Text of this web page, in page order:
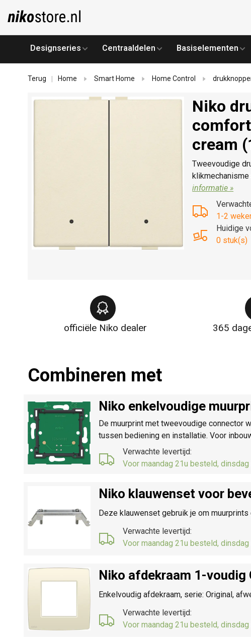
Designseries Centraaldelen Basiselementen
Terug Home Smart Home Home Control
Niko
cream
Tweevoudige
informatie »
1-2
Huidige
0 stuk(s)
officiële Niko dealer 365
Combineren met
Niko enkelvoudige
De muurprint met tweevoudige connector
tussen bediening en installatie. Voor
Verwachte levertijd:
Voor maandag 21u besteld,
Niko klauwenset voor
Deze klauwenset gebruik je om
Verwachte levertijd:
Voor maandag 21u besteld,
Niko afdekraam 1-
Enkelvoudig afdekraam, serie: Original,
Verwachte levertijd:
Voor maandag 21u besteld,